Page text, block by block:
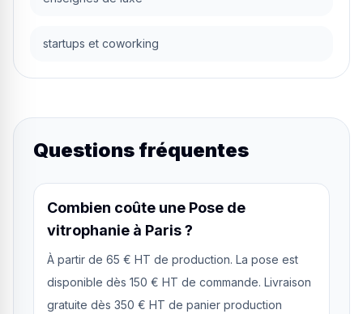
startups et coworking
Questions fréquentes
Combien coûte une Pose de
vitrophanie à Paris ?
À partir de 65 € HT de production. La pose est
disponible dès 150 € HT de commande. Livraison
gratuite dès 350 € HT de panier production